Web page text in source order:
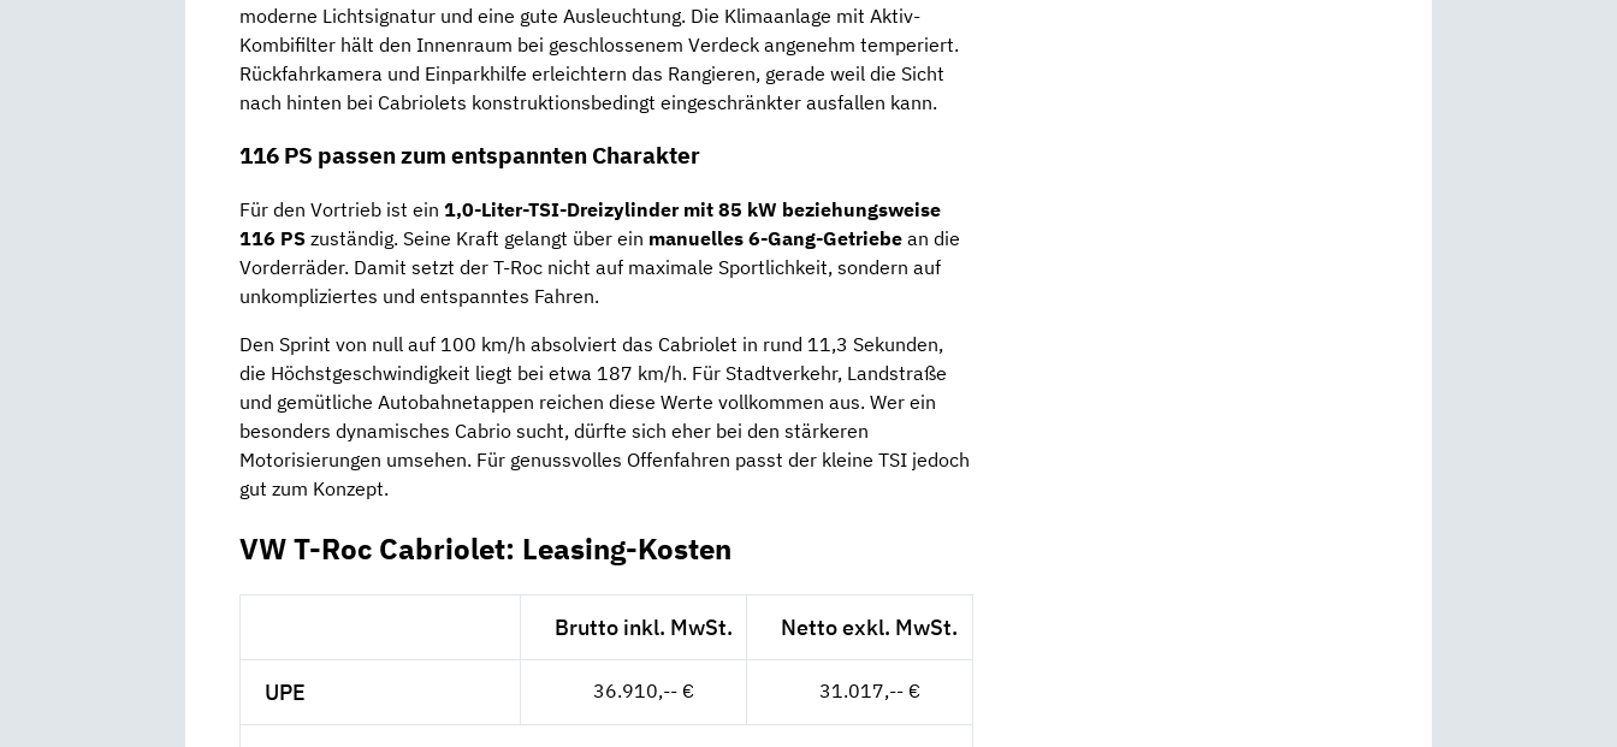
moderne Lichtsignatur und eine gute Ausleuchtung. Die Klimaanlage mit Aktiv-
Kombifilter hält den Innenraum bei geschlossenem Verdeck angenehm temperiert.
Rückfahrkamera und Einparkhilfe erleichtern das Rangieren, gerade weil die Sicht
nach hinten bei Cabriolets konstruktionsbedingt eingeschränkter ausfallen kann.
116 PS passen zum entspannten Charakter
Für den Vortrieb ist ein 1,0-Liter-TSI-Dreizylinder mit 85 kW beziehungsweise
116 PS zuständig. Seine Kraft gelangt über ein manuelles 6-Gang-Getriebe an die
Vorderräder. Damit setzt der T-Roc nicht auf maximale Sportlichkeit, sondern auf
unkompliziertes und entspanntes Fahren.
Den Sprint von null auf 100 km/h absolviert das Cabriolet in rund 11,3 Sekunden,
die Höchstgeschwindigkeit liegt bei etwa 187 km/h. Für Stadtverkehr, Landstraße
und gemütliche Autobahnetappen reichen diese Werte vollkommen aus. Wer ein
besonders dynamisches Cabrio sucht, dürfte sich eher bei den stärkeren
Motorisierungen umsehen. Für genussvolles Offenfahren passt der kleine TSI jedoch
gut zum Konzept.
VW T-Roc Cabriolet: Leasing-Kosten
Brutto inkl. MwSt. Netto exkl. MwSt.
UPE 36.910,-- € 31.017,-- €